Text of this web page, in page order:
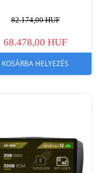
82.174,00 HUF
68.478,00 HUF
KOSÁRBA HELYEZÉS